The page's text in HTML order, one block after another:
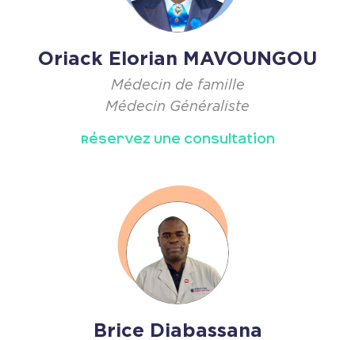
Oriack Elorian MAVOUNGOU
Médecin de famille
Médecin Généraliste
Réservez Une Consultation
Brice Diabassana